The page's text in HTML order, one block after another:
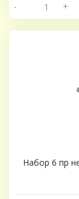
- +
Набор 6 пр